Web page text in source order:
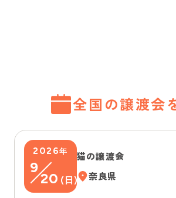
全国の譲渡会
2026年
9
20 ( 日)
猫の譲渡会
奈良県